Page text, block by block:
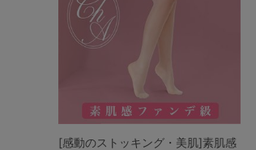
[感動のストッキング・美肌]素肌感